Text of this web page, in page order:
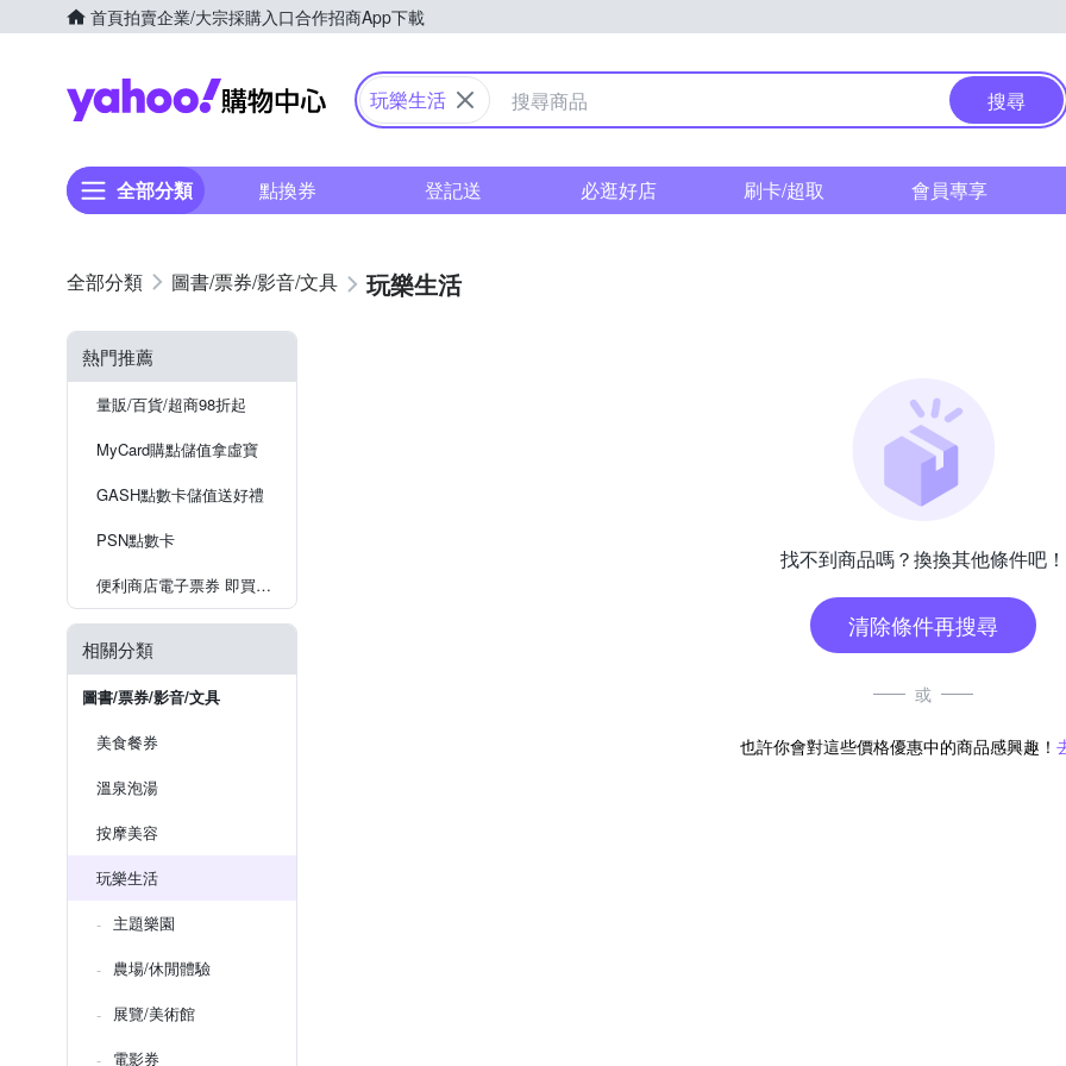
首頁拍賣企業/大宗採購入口合作招商App下載
Yahoo購物中心
玩樂生活 搜尋
全部分類 點換券 登記送 必逛好店 刷卡/超取 會員專享
圖書/票券/影音/文具 玩樂生活
熱門推薦
量販/百貨/超商98折起
MyCard購點儲值拿虛寶
GASH點數卡儲值送好禮
PSN點數卡
便利商店電子票券 即買即用
相關分類
圖書/票券/影音/文具
美食餐券
溫泉泡湯
按摩美容
玩樂生活
主題樂園
農場/休閒體驗
展覽/美術館
電影券
找不到商品嗎？換換其他條件吧！
清除條件再搜尋
或
也許你會對這些價格優惠中的商品感興趣！